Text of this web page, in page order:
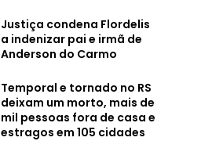
Justiça condena Flordelis
a indenizar pai e irmã de
Anderson do Carmo
Temporal e tornado no RS
deixam um morto, mais de
mil pessoas fora de casa e
estragos em 105 cidades